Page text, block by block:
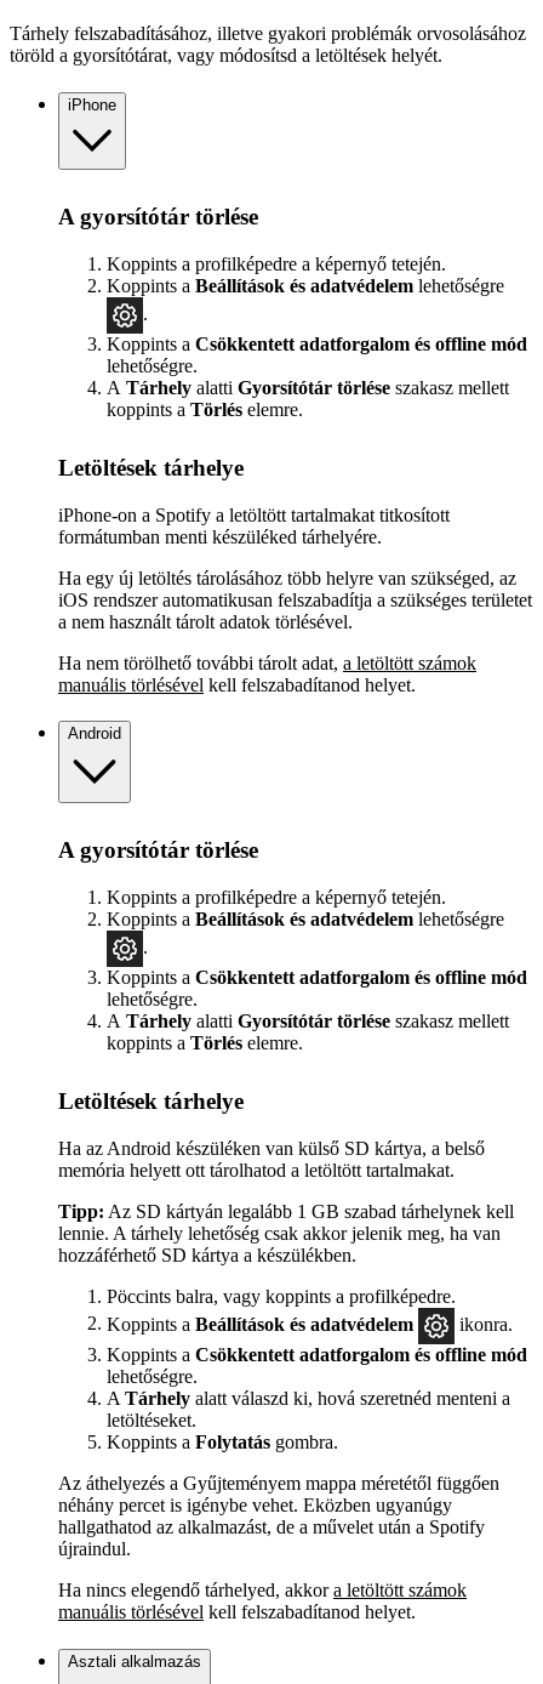
Tárhely felszabadításához, illetve gyakori problémák orvosolásához
töröld a gyorsítótárat, vagy módosítsd a letöltések helyét.
iPhone
A gyorsítótár törlése
Koppints a profilképedre a képernyő tetején.
Koppints a Beállítások és adatvédelem lehetőségre
Koppints a Csökkentett adatforgalom és offline mód
lehetőségre.
A Tárhely alatti Gyorsítótár törlése szakasz mellett
koppints a Törlés elemre.
Letöltések tárhelye
iPhone-on a Spotify a letöltött tartalmakat titkosított
formátumban menti készüléked tárhelyére.
Ha egy új letöltés tárolásához több helyre van szükséged, az
iOS rendszer automatikusan felszabadítja a szükséges területet
a nem használt tárolt adatok törlésével.
Ha nem törölhető további tárolt adat, a letöltött számok
manuális törlésével kell felszabadítanod helyet.
Android
A gyorsítótár törlése
Koppints a profilképedre a képernyő tetején.
Koppints a Beállítások és adatvédelem lehetőségre
.
Koppints a Csökkentett adatforgalom és offline mód
lehetőségre.
A Tárhely alatti Gyorsítótár törlése szakasz mellett
koppints a Törlés elemre.
Letöltések tárhelye
Ha az Android készüléken van külső SD kártya, a belső
memória helyett ott tárolhatod a letöltött tartalmakat.
Tipp: Az SD kártyán legalább 1 GB szabad tárhelynek kell
lennie. A tárhely lehetőség csak akkor jelenik meg, ha van
hozzáférhető SD kártya a készülékben.
Pöccints balra, vagy koppints a profilképedre.
Koppints a Beállítások és adatvédelem
ikonra.
Koppints a Csökkentett adatforgalom és offline mód
lehetőségre.
A Tárhely alatt válaszd ki, hová szeretnéd menteni a
letöltéseket.
Koppints a Folytatás gombra.
Az áthelyezés a Gyűjteményem mappa méretétől függően
néhány percet is igénybe vehet. Eközben ugyanúgy
hallgathatod az alkalmazást, de a művelet után a Spotify
újraindul.
Ha nincs elegendő tárhelyed, akkora letöltött számok
manuális törlésével kell felszabadítanod helyet.
Asztali alkalmazás